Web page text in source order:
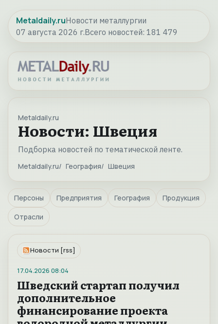
Metaldaily.ruНовости металлургии
07 августа 2026 г.Всего новостей: 181 479
Metaldaily.ru
Новости: Швеция
Подборка новостей по тематической ленте.
Metaldaily.ru География Швеция
Персоны Предприятия География Продукция
Отрасли
Новости [rss]
17.04.2026 08:04
Шведский стартап получил
дополнительное
финансирование проекта